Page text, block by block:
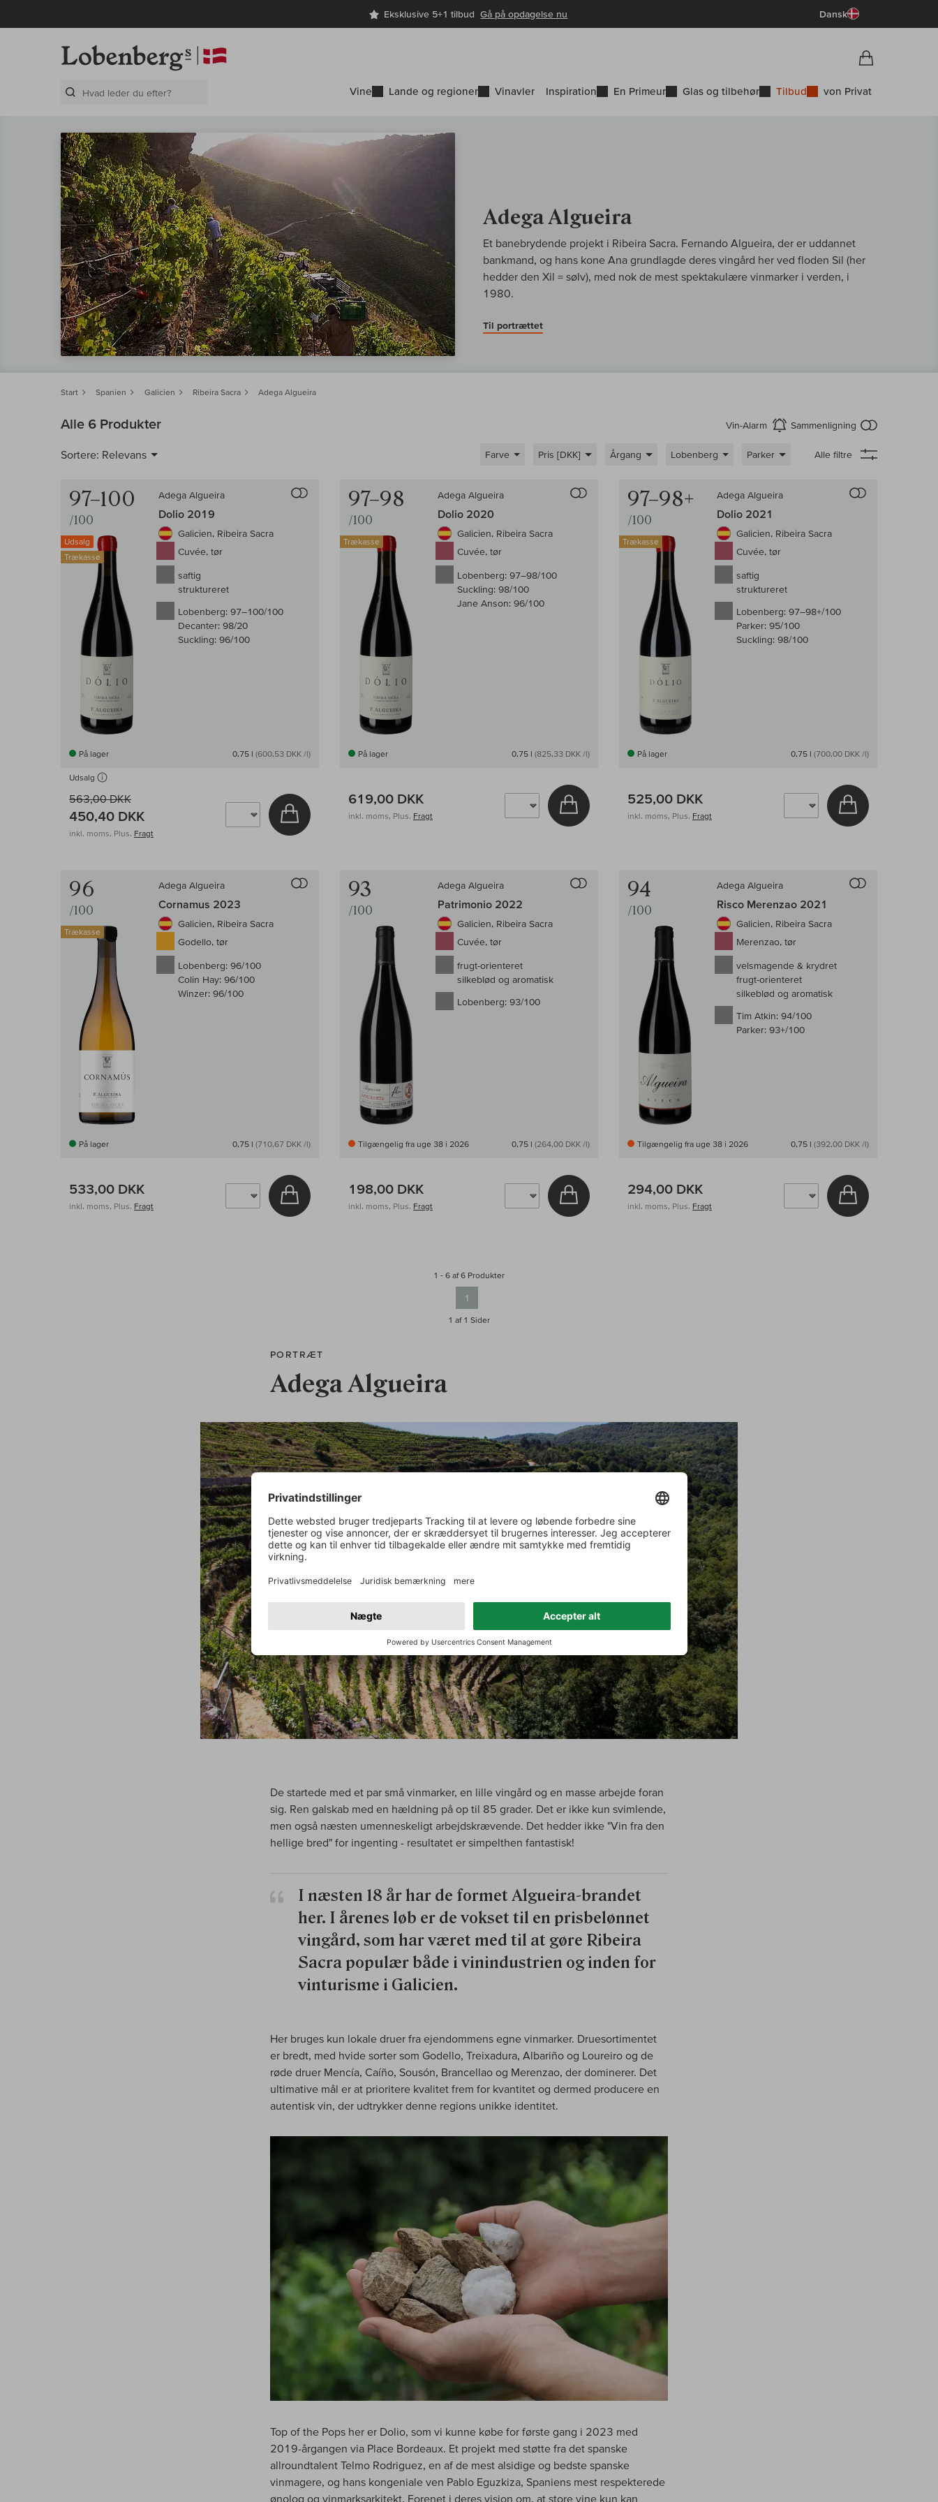
Eksklusive 5+1 tilbudGå på opdagelse nu Dansk
Vine Lande og regioner Vinavler Inspiration En Primeur Glas og tilbehør Tilbud von Privat
Adega Algueira
Et banebrydende projekt i Ribeira Sacra. Fernando Algueira, der er uddannet
bankmand, og hans kone Ana grundlagde deres vingård her ved floden Sil (her
hedder den Xil = sølv), med nok de mest spektakulære vinmarker i verden, i
1980.
Til portrættet
Start Spanien Galicien Ribeira Sacra Adega Algueira
Alle 6 Produkter Vin-Alarm
aktiver Sammenligning
Sortere: Relevans Farve Pris [DKK] Årgang Lobenberg Parker Alle filtre
97–100
/100
Udsalg
Trækasse
Adega Algueira
Dolio 2019
Galicien, Ribeira Sacra
Cuvée, tør
saftig
struktureret
Lobenberg: 97–100/100
Decanter: 98/20
Suckling: 96/100
På lager 0,75 l (600,53 DKK /l)
Udsalg
563,00 DKK
450,40 DKK
inkl. moms, Plus. Fragt
Læg i kurv
97–98
/100
Trækasse
Adega Algueira
Dolio 2020
Galicien, Ribeira Sacra
Cuvée, tør
Lobenberg: 97–98/100
Suckling: 98/100
Jane Anson: 96/100
På lager 0,75 l (825,33 DKK /l)
619,00 DKK
inkl. moms, Plus. Fragt
Læg i kurv
97–98+
/100
Trækasse
Adega Algueira
Dolio 2021
Galicien, Ribeira Sacra
Cuvée, tør
saftig
struktureret
Lobenberg: 97–98+/100
Parker: 95/100
Suckling: 98/100
På lager 0,75 l (700,00 DKK /l)
525,00 DKK
inkl. moms, Plus. Fragt
Læg i kurv
96
/100
Trækasse
Adega Algueira
Cornamus 2023
Galicien, Ribeira Sacra
Godello, tør
Lobenberg: 96/100
Colin Hay: 96/100
Winzer: 96/100
På lager 0,75 l (710,67 DKK /l)
533,00 DKK
inkl. moms, Plus. Fragt
Læg i kurv
93
/100
Adega Algueira
Patrimonio 2022
Galicien, Ribeira Sacra
Cuvée, tør
frugt-orienteret
silkeblød og aromatisk
Lobenberg: 93/100
Tilgængelig fra uge 38 i 2026 0,75 l (264,00 DKK /l)
198,00 DKK
inkl. moms, Plus. Fragt
Læg i kurv
94
/100
Adega Algueira
Risco Merenzao 2021
Galicien, Ribeira Sacra
Merenzao, tør
velsmagende & krydret
frugt-orienteret
silkeblød og aromatisk
Tim Atkin: 94/100
Parker: 93+/100
Tilgængelig fra uge 38 i 2026 0,75 l (392,00 DKK /l)
294,00 DKK
inkl. moms, Plus. Fragt
Læg i kurv
1 - 6 af 6 Produkter
1
1 af 1 Sider
PORTRÆT
Adega Algueira
De startede med et par små vinmarker, en lille vingård og en masse arbejde foran
sig. Ren galskab med en hældning på op til 85 grader. Det er ikke kun svimlende,
men også næsten umenneskeligt arbejdskrævende. Det hedder ikke "Vin fra den
hellige bred" for ingenting - resultatet er simpelthen fantastisk!
I næsten 18 år har de formet Algueira-brandet
her. I årenes løb er de vokset til en prisbelønnet
vingård, som har været med til at gøre Ribeira
Sacra populær både i vinindustrien og inden for
vinturisme i Galicien.
Her bruges kun lokale druer fra ejendommens egne vinmarker. Druesortimentet
er bredt, med hvide sorter som Godello, Treixadura, Albariño og Loureiro og de
røde druer Mencía, Caíño, Sousón, Brancellao og Merenzao, der dominerer. Det
ultimative mål er at prioritere kvalitet frem for kvantitet og dermed producere en
autentisk vin, der udtrykker denne regions unikke identitet.
Top of the Pops her er Dolio, som vi kunne købe for første gang i 2023 med
2019-årgangen via Place Bordeaux. Et projekt med støtte fra det spanske
allroundtalent Telmo Rodriguez, en af de mest alsidige og bedste spanske
vinmagere, og hans kongeniale ven Pablo Eguzkiza, Spaniens mest respekterede
ønolog og vinmarksarkitekt. Forenet i deres vision om, at store vine kun kan